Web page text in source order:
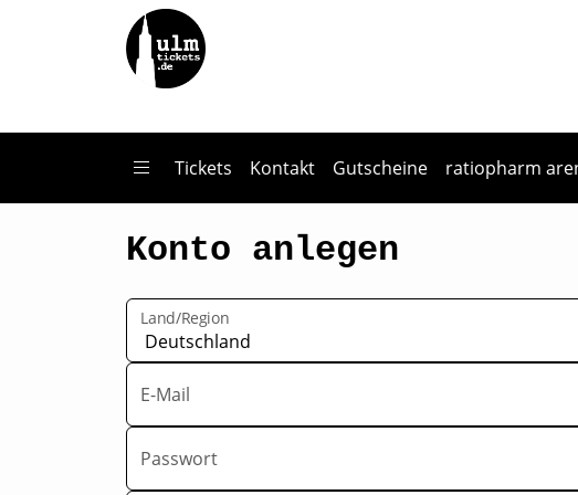
Zum Hauptinhalt springen
Tickets Kontakt Gutscheine ratiopharm
Konto anlegen
Land/Region
E-Mail
Passwort